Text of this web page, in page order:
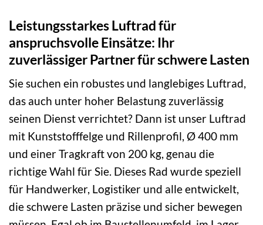
Leistungsstarkes Luftrad für
anspruchsvolle Einsätze: Ihr
zuverlässiger Partner für schwere Lasten
Sie suchen ein robustes und langlebiges Luftrad,
das auch unter hoher Belastung zuverlässig
seinen Dienst verrichtet? Dann ist unser Luftrad
mit Kunststofffelge und Rillenprofil, Ø 400 mm
und einer Tragkraft von 200 kg, genau die
richtige Wahl für Sie. Dieses Rad wurde speziell
für Handwerker, Logistiker und alle entwickelt,
die schwere Lasten präzise und sicher bewegen